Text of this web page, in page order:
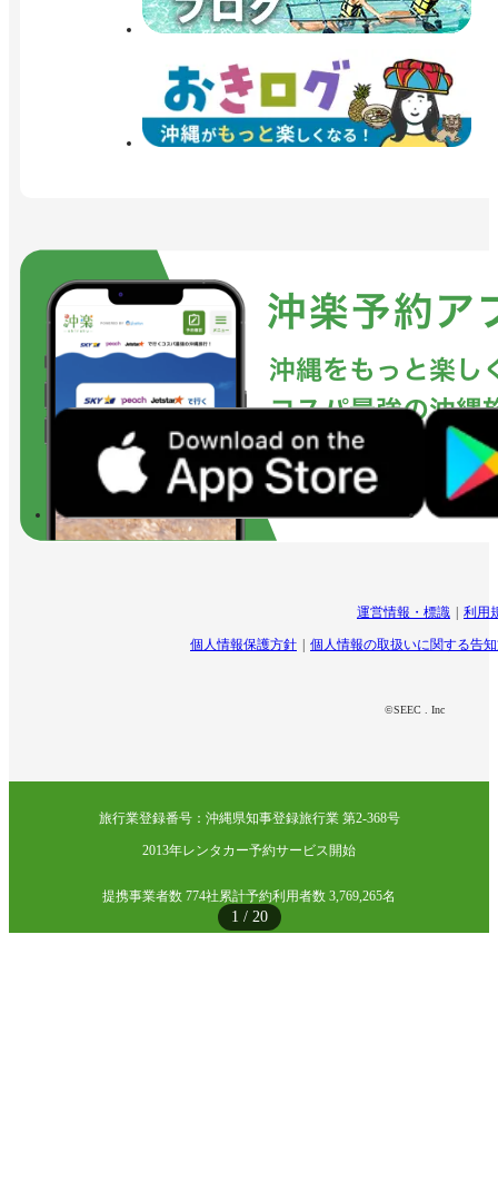
1 / 20
運営情報・標識 利用
個人情報保護方針 個人情報の取扱いに関する告
©SEEC . Inc
旅行業登録番号：沖縄県知事登録旅行業 第2-368号
2013年レンタカー予約サービス開始
提携事業者数 774社累計予約利用者数 3,769,265名